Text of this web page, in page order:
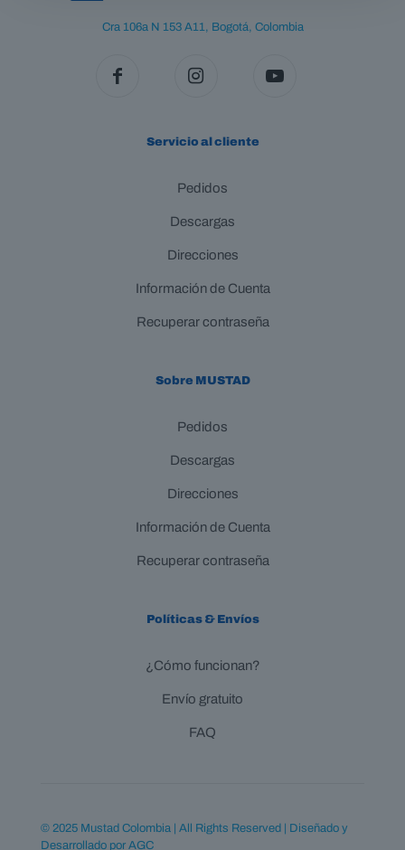
Cra 106a N 153 A11, Bogotá, Colombia
Servicio al cliente
Pedidos
Descargas
Direcciones
Información de Cuenta
Recuperar contraseña
Sobre MUSTAD
Pedidos
Descargas
Direcciones
Información de Cuenta
Recuperar contraseña
Políticas & Envíos
¿Cómo funcionan?
Envío gratuito
FAQ
© 2025 Mustad Colombia | All Rights Reserved | Diseñado y
Desarrollado por AGC